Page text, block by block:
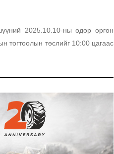
2025.10.10-ны өдөр өргөн
тогтоолын төслийг 10:00 цагаас